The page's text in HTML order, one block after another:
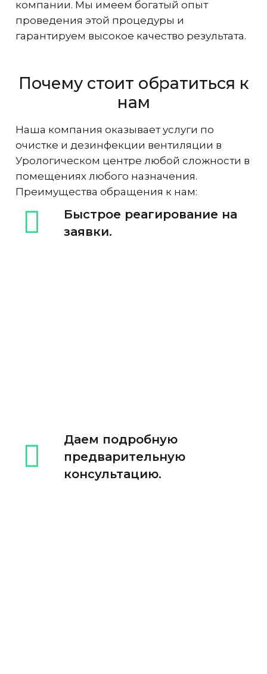
компании. Мы имеем богатый опыт
проведения этой процедуры и
гарантируем высокое качество результата.
Почему стоит обратиться к
нам
Наша компания оказывает услуги по
очистке и дезинфекции вентиляции в
Урологическом центре любой сложности в
помещениях любого назначения.
Преимущества обращения к нам:
Быстрое реагирование на
заявки.
Даем подробную
предварительную
консультацию.